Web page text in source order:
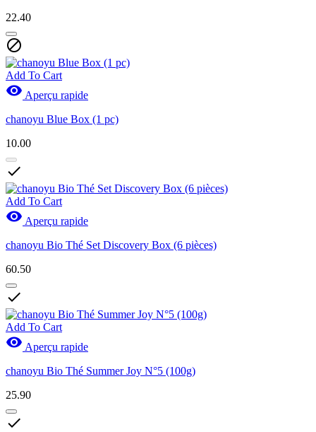
22.40

Add To Cart
 Aperçu rapide
chanoyu Blue Box (1 pc)
10.00

Add To Cart
 Aperçu rapide
chanoyu Bio Thé Set Discovery Box (6 pièces)
60.50

Add To Cart
 Aperçu rapide
chanoyu Bio Thé Summer Joy N°5 (100g)
25.90
